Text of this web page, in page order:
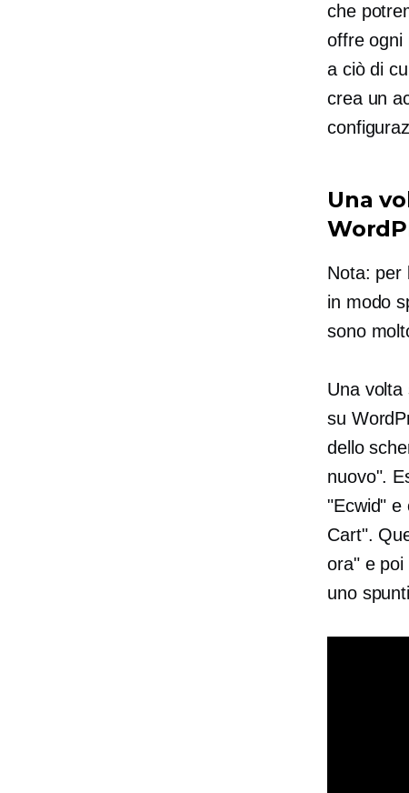
che
offre ogni
a ciò di
crea un
Una
Nota: per
in modo
sono
Una volta
su
dello
nuovo".
"Ecwid" e
Cart".
ora" e poi
uno